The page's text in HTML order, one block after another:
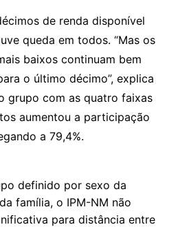
de renda disponível
queda em todos. “Mas os
baixos continuam bem
o último décimo”, explica
grupo com as quatro faixas
aumentou a participação
a 79,4%.
definido por sexo da
família, o IPM-NM não
para distância entre